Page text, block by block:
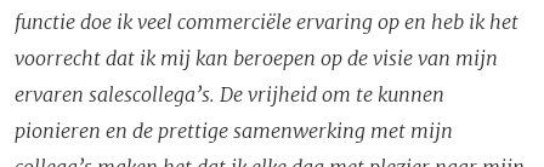
functie doe ik veel commerciële ervaring op en heb ik het
voorrecht dat ik mij kan beroepen op de visie van mijn
ervaren salescollega’s. De vrijheid om te kunnen
pionieren en de prettige samenwerking met mijn